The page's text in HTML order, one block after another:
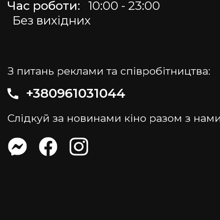
Час роботи:
10:00 - 23:00
Без вихідних
З питань реклами та співробітництва:
+380961031044
Слідкуй за новинами кіно разом з